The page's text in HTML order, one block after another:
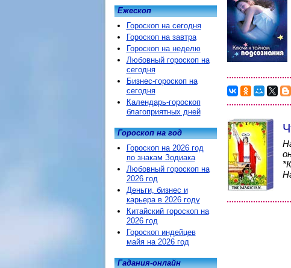
Ежескоп
Гороскоп на сегодня
Гороскоп на завтра
Гороскоп на неделю
Любовный гороскоп на
сегодня
Бизнес-гороскоп на
сегодня
Календарь-гороскоп
благоприятных дней
Гороскоп на год
Гороскоп на 2026 год
по знакам Зодиака
Любовный гороскоп на
2026 год
Деньги, бизнес и
карьера в 2026 году
Китайский гороскоп на
2026 год
Гороскоп индейцев
майя на 2026 год
Гадания-онлайн